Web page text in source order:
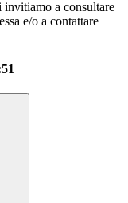
a consultare
e/o a contattare